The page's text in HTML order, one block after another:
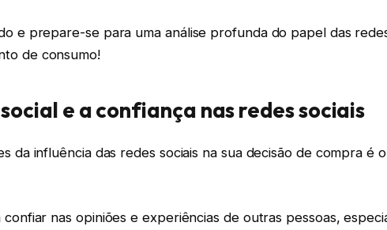
e prepare-se para uma análise profunda do papel das
de consumo!
e a confiança nas redes sociais
da influência das redes sociais na sua decisão de compra é
nas opiniões e experiências de outras pessoas,